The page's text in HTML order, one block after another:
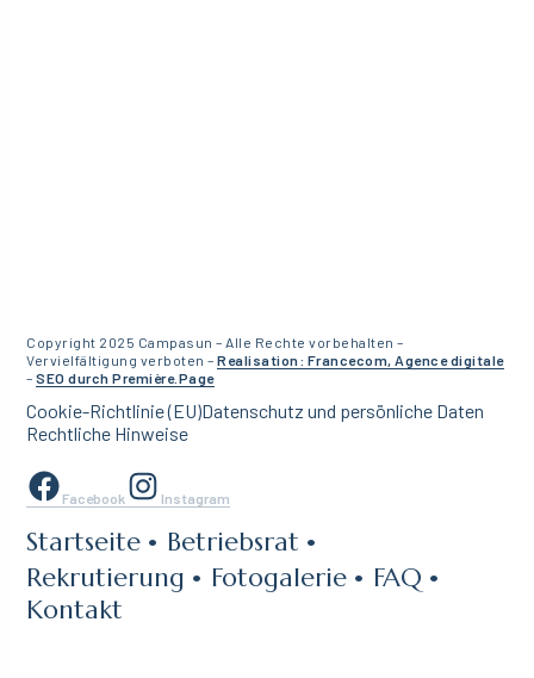
Copyright 2025 Campasun – Alle Rechte vorbehalten –
Vervielfältigung verboten –Realisation: Francecom, Agence digitale
–SEO durch Première.Page
Cookie-Richtlinie (EU)Datenschutz und persönliche Daten
Rechtliche Hinweise
Facebook Instagram
Startseite
Betriebsrat
Rekrutierung
Fotogalerie
FAQ
Kontakt